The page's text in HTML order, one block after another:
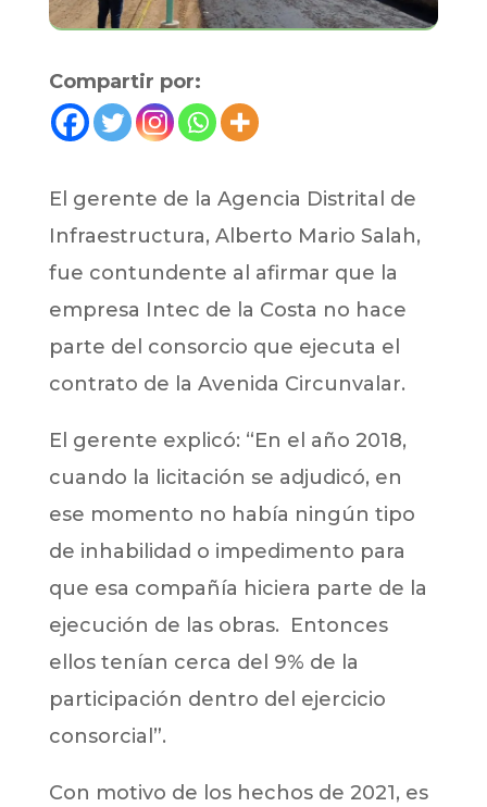
Compartir por:
El gerente de la Agencia Distrital de
Infraestructura, Alberto Mario Salah,
fue contundente al afirmar que la
empresa Intec de la Costa no hace
parte del consorcio que ejecuta el
contrato de la Avenida Circunvalar.
El gerente explicó: “En el año 2018,
cuando la licitación se adjudicó, en
ese momento no había ningún tipo
de inhabilidad o impedimento para
que esa compañía hiciera parte de la
ejecución de las obras. Entonces
ellos tenían cerca del 9% de la
participación dentro del ejercicio
consorcial”.
Con motivo de los hechos de 2021, es